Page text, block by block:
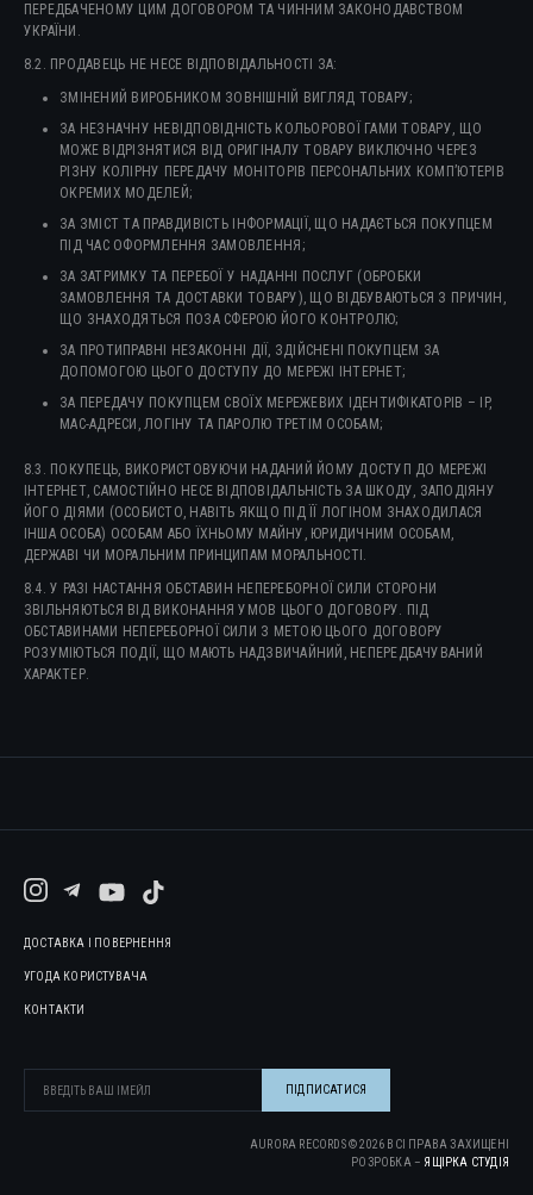
ПЕРЕДБАЧЕНОМУ ЦИМ ДОГОВОРОМ ТА ЧИННИМ ЗАКОНОДАВСТВОМ
УКРАЇНИ.
8.2. ПРОДАВЕЦЬ НЕ НЕСЕ ВІДПОВІДАЛЬНОСТІ ЗА:
ЗМІНЕНИЙ ВИРОБНИКОМ ЗОВНІШНІЙ ВИГЛЯД ТОВАРУ;
ЗА НЕЗНАЧНУ НЕВІДПОВІДНІСТЬ КОЛЬОРОВОЇ ГАМИ ТОВАРУ, ЩО
МОЖЕ ВІДРІЗНЯТИСЯ ВІД ОРИГІНАЛУ ТОВАРУ ВИКЛЮЧНО ЧЕРЕЗ
РІЗНУ КОЛІРНУ ПЕРЕДАЧУ МОНІТОРІВ ПЕРСОНАЛЬНИХ КОМП’ЮТЕРІВ
ОКРЕМИХ МОДЕЛЕЙ;
ЗА ЗМІСТ ТА ПРАВДИВІСТЬ ІНФОРМАЦІЇ, ЩО НАДАЄТЬСЯ ПОКУПЦЕМ
ПІД ЧАС ОФОРМЛЕННЯ ЗАМОВЛЕННЯ;
ЗА ЗАТРИМКУ ТА ПЕРЕБОЇ У НАДАННІ ПОСЛУГ (ОБРОБКИ
ЗАМОВЛЕННЯ ТА ДОСТАВКИ ТОВАРУ), ЩО ВІДБУВАЮТЬСЯ З ПРИЧИН,
ЩО ЗНАХОДЯТЬСЯ ПОЗА СФЕРОЮ ЙОГО КОНТРОЛЮ;
ЗА ПРОТИПРАВНІ НЕЗАКОННІ ДІЇ, ЗДІЙСНЕНІ ПОКУПЦЕМ ЗА
ДОПОМОГОЮ ЦЬОГО ДОСТУПУ ДО МЕРЕЖІ ІНТЕРНЕТ;
ЗА ПЕРЕДАЧУ ПОКУПЦЕМ СВОЇХ МЕРЕЖЕВИХ ІДЕНТИФІКАТОРІВ – IP,
MAC-АДРЕСИ, ЛОГІНУ ТА ПАРОЛЮ ТРЕТІМ ОСОБАМ;
8.3. ПОКУПЕЦЬ, ВИКОРИСТОВУЮЧИ НАДАНИЙ ЙОМУ ДОСТУП ДО МЕРЕЖІ
ІНТЕРНЕТ, САМОСТІЙНО НЕСЕ ВІДПОВІДАЛЬНІСТЬ ЗА ШКОДУ, ЗАПОДІЯНУ
ЙОГО ДІЯМИ (ОСОБИСТО, НАВІТЬ ЯКЩО ПІД ЇЇ ЛОГІНОМ ЗНАХОДИЛАСЯ
ІНША ОСОБА) ОСОБАМ АБО ЇХНЬОМУ МАЙНУ, ЮРИДИЧНИМ ОСОБАМ,
ДЕРЖАВІ ЧИ МОРАЛЬНИМ ПРИНЦИПАМ МОРАЛЬНОСТІ.
8.4. У РАЗІ НАСТАННЯ ОБСТАВИН НЕПЕРЕБОРНОЇ СИЛИ СТОРОНИ
ЗВІЛЬНЯЮТЬСЯ ВІД ВИКОНАННЯ УМОВ ЦЬОГО ДОГОВОРУ. ПІД
ОБСТАВИНАМИ НЕПЕРЕБОРНОЇ СИЛИ З МЕТОЮ ЦЬОГО ДОГОВОРУ
РОЗУМІЮТЬСЯ ПОДІЇ, ЩО МАЮТЬ НАДЗВИЧАЙНИЙ, НЕПЕРЕДБАЧУВАНИЙ
ХАРАКТЕР.
ДОСТАВКА І ПОВЕРНЕННЯ
УГОДА КОРИСТУВАЧА
КОНТАКТИ
AURORA RECORDS ©2026 ВСІ ПРАВА ЗАХИЩЕНІ
РОЗРОБКА – ЯЩІРКА CТУДІЯ